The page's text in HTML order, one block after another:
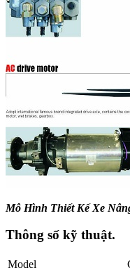
Mô Hình Thiết Kế Xe
Thông số kỹ thuật.
Model